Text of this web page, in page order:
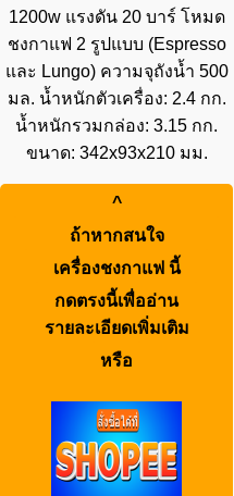
1200w แรงดัน 20 บาร์ โหมด
ชงกาแฟ 2 รูปแบบ (Espresso
และ Lungo) ความจุถังน้ำ 500
มล. น้ำหนักตัวเครื่อง: 2.4 กก.
น้ำหนักรวมกล่อง: 3.15 กก.
ขนาด: 342x93x210 มม.
^
ถ้าหากสนใจ
เครื่องชงกาแฟ นี้
กดตรงนี้เพื่ออ่าน
รายละเอียดเพิ่มเติม
หรือ